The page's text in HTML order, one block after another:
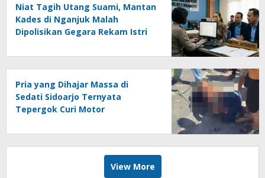
Niat Tagih Utang Suami, Mantan
Kades di Nganjuk Malah
Dipolisikan Gegara Rekam Istri
Pria yang Dihajar Massa di
Sedati Sidoarjo Ternyata
Tepergok Curi Motor
View More